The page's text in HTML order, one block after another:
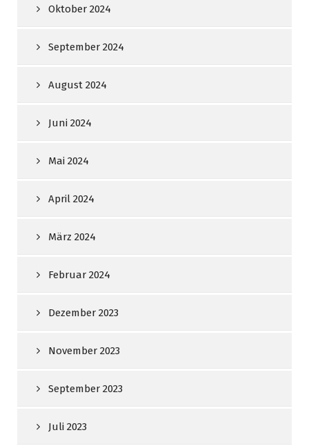
Oktober 2024
September 2024
August 2024
Juni 2024
Mai 2024
April 2024
März 2024
Februar 2024
Dezember 2023
November 2023
September 2023
Juli 2023